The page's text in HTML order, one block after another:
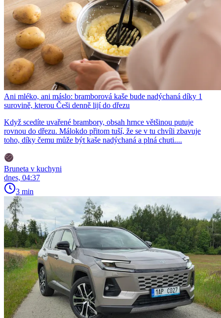
Ani mléko, ani máslo: bramborová kaše bude nadýchaná díky 1
surovině, kterou Češi denně lijí do dřezu
Když scedíte uvařené brambory, obsah hrnce většinou putuje
rovnou do dřezu. Málokdo přitom tuší, že se v tu chvíli zbavuje
toho, díky čemu může být kaše nadýchaná a plná chuti....
Bruneta v kuchyni
dnes, 04:37
3 min